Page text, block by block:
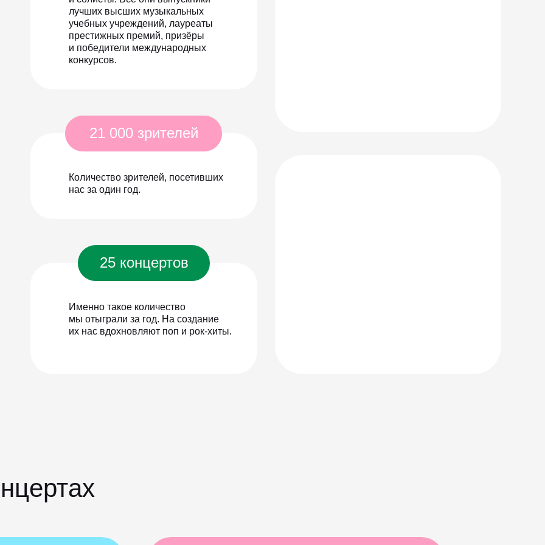
лучших высших музыкальных
учебных учреждений, лауреаты
престижных премий, призёры
и победители международных
конкурсов.
Количество зрителей, посетивших
нас за один год.
21 000 зрителей
Именно такое количество
мы отыграли за год. На создание
их нас вдохновляют поп и рок-хиты.
25 концертов
Листайте влево